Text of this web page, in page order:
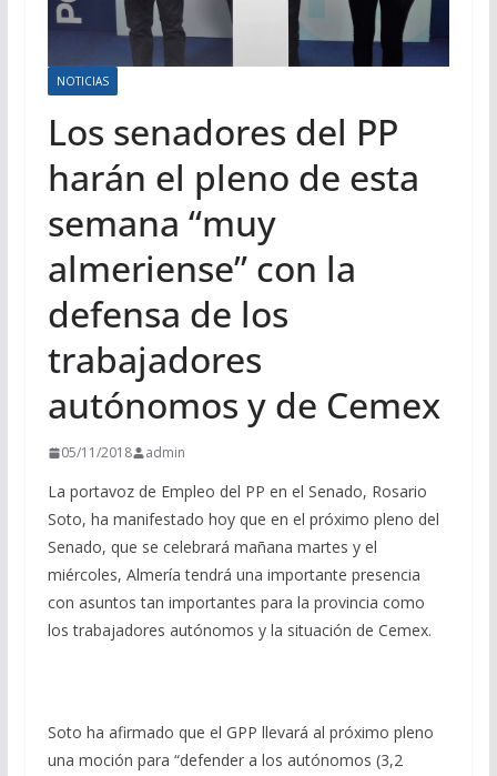
NOTICIAS
Los senadores del PP
harán el pleno de esta
semana “muy
almeriense” con la
defensa de los
trabajadores
autónomos y de Cemex
05/11/2018 admin
La portavoz de Empleo del PP en el Senado, Rosario
Soto, ha manifestado hoy que en el próximo pleno del
Senado, que se celebrará mañana martes y el
miércoles, Almería tendrá una importante presencia
con asuntos tan importantes para la provincia como
los trabajadores autónomos y la situación de Cemex.
Soto ha afirmado que el GPP llevará al próximo pleno
una moción para “defender a los autónomos (3,2